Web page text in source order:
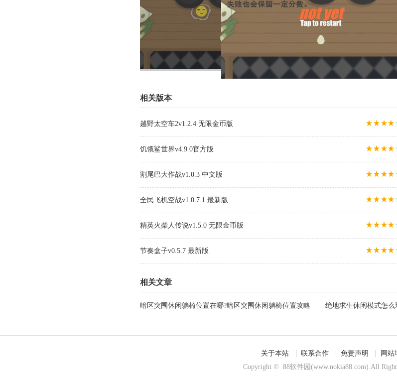
相关版本
越野太空车2v1.2.4 无限金币版
饥饿鲨世界v4.9.0官方版
割尾巴大作战v1.0.3 中文版
全民飞机空战v1.0.7.1 最新版
精英火柴人传说v1.5.0 无限金币版
节奏盒子v0.5.7 最新版
相关文章
暗区突围休闲躺椅位置在哪?暗区突围休闲躺椅位置攻略 绝地求生休闲模式怎
关于本站 联系合作 免责声明
网站
Copyright © 88软件园(www.nokia88.com).All